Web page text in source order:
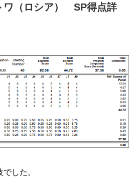
ワ（ロシア） SP得点詳
した。